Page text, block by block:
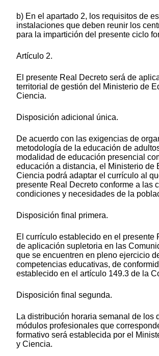
b) En el apartado 2, los requisitos de
instalaciones que deben reunir los
para la impartición del presente ciclo
Artículo 2.
El presente Real Decreto será de
territorial de gestión del Ministerio de
Ciencia.
Disposición adicional única.
De acuerdo con las exigencias de
metodología de la educación de
modalidad de educación presencial
educación a distancia, el Ministerio de
Ciencia podrá adaptar el currículo al
presente Real Decreto conforme a las
condiciones y necesidades de la
Disposición final primera.
El currículo establecido en el presente
de aplicación supletoria en las
que se encuentren en pleno ejercicio
competencias educativas, de
establecido en el artículo 149.3 de la
Disposición final segunda.
La distribución horaria semanal de los
módulos profesionales que
formativo será establecida por el
y Ciencia.